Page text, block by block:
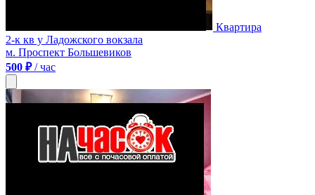
Квартира
2-к кв у Ладожского вокзала
м. Проспект Большевиков
500 ₽/ час